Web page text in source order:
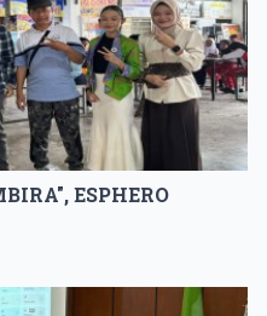
ESPHERO